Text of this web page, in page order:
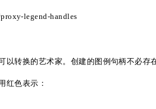
legend-handles
转换的艺术家。创建的图例句柄不必存
红色表示：